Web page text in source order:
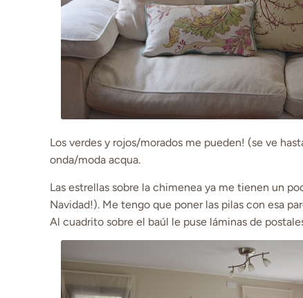
Los verdes y rojos/morados me pueden! (se ve
onda/moda acqua.
Las estrellas sobre la chimenea ya me tienen un
Navidad!). Me tengo que poner las pilas con esa
Al cuadrito sobre el baúl le puse láminas de